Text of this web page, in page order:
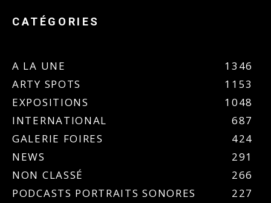
CATÉGORIES
A LA UNE
1346
ARTY SPOTS
1153
EXPOSITIONS
1048
INTERNATIONAL
687
GALERIE FOIRES
424
NEWS
291
NON CLASSÉ
266
PODCASTS PORTRAITS SONORES
227